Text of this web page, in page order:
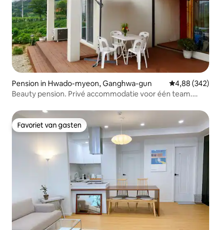
Pension in Hwado-myeon, Ganghwa-gun Gemiddelde
4,88 (342)
Beauty pension. Privé accommodatie voor één team.
opeenvolgende nachten
Favoriet van gasten
Favoriet van gasten